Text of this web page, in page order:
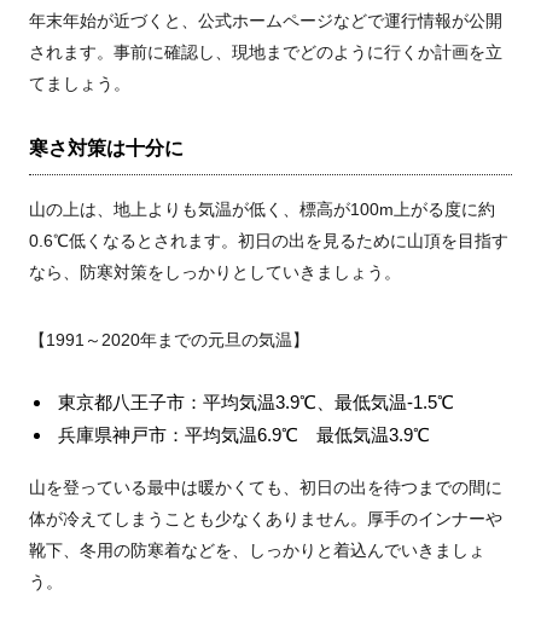
年末年始が近づくと、公式ホームページなどで運行情報が公開
されます。事前に確認し、現地までどのように行くか計画を立
てましょう。
寒さ対策は十分に
山の上は、地上よりも気温が低く、標高が100m上がる度に約
0.6℃低くなるとされます。初日の出を見るために山頂を目指す
なら、防寒対策をしっかりとしていきましょう。
【1991～2020年までの元旦の気温】
東京都八王子市：平均気温3.9℃、最低気温-1.5℃
兵庫県神戸市：平均気温6.9℃ 最低気温3.9℃
山を登っている最中は暖かくても、初日の出を待つまでの間に
体が冷えてしまうことも少なくありません。厚手のインナーや
靴下、冬用の防寒着などを、しっかりと着込んでいきましょ
う。